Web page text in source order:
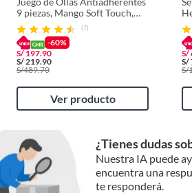
9 piezas, Mango Soft Touch,
Tapa de Vidrio y Utensilios
(7)
-60%
S/ 197.90
S/219.90
S/489.70
Ver producto
S/
S/
S/
¿Tienes dudas
Nuestra IA puede
encuentra una
te responderá.